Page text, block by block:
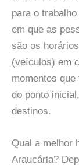
para o
em que as
são os
(veículos) em
momentos
do ponto
destinos.
Qual a melhor
Araucária?